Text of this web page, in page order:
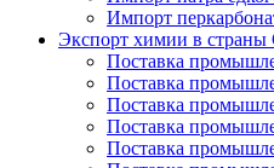
Импорт
Экспорт химии в
Поставка
Поставка
Поставка
Поставка
Поставка